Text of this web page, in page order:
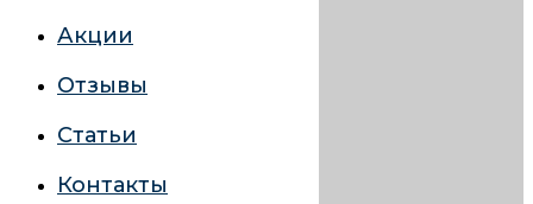
Акции
Отзывы
Статьи
Контакты